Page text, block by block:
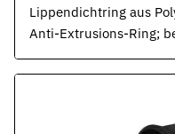
Lippendichtring aus
Anti-Extrusions-Ring;
Unempfindlich gegen
Robustes